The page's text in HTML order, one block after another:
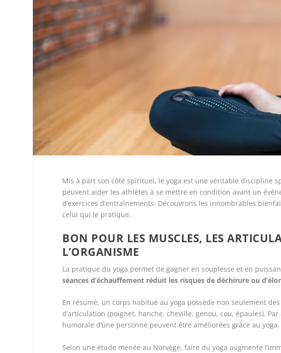
Mis à part son côté spirituel, le yoga est une véritable discipline
peuvent aider les athlètes à se mettre en condition avant un
d’exercices d’entraînements. Découvrons les innombrables
celui qui le pratique.
BON POUR LES MUSCLES, LES
L’ORGANISME
La pratique du yoga permet de gagner en souplesse et en
séances d’échauffement réduit les risques de déchirure ou
En résumé, un corps habitué au yoga possède non seulement
d’articulation (poignet, hanche, cheville, genou, cou, épaules).
humorale d’une personne peuvent être améliorées grâce au yoga.
Selon une étude menée au Norvège, faire du yoga augmente